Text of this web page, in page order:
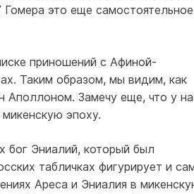
это еще
приношений с Афиной-
Таким образом, мы видим, как
Аполлоном. Замечу еще, что у
эпоху.
бог Эниалий, который был
табличках фигурирует и
Ареса и Эниалия в